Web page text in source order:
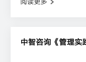
中智咨询《管理实